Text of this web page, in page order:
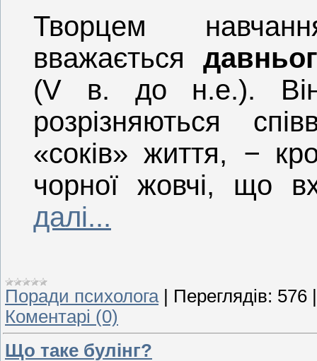
Творцем
вважається
(V в. до н.е.).
розрізняються
«соків» життя, −
чорної жовчі, що
далі...
Поради психолога | Переглядів: 576
Коментарі (0)
Що таке булінг?